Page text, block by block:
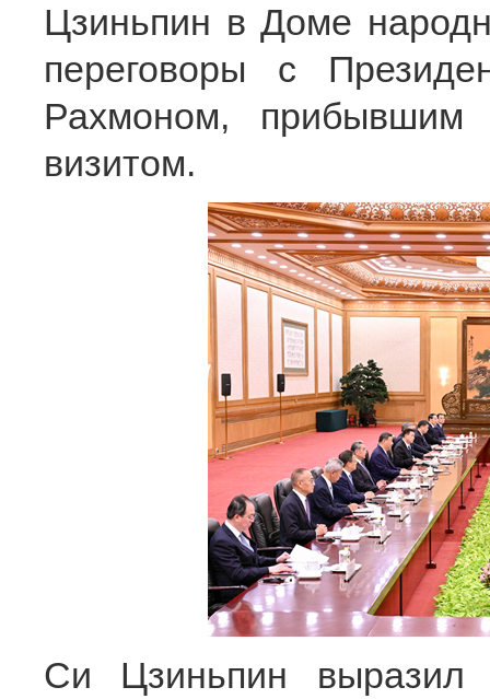
Цзиньпин в Доме
переговоры с
Рахмоном, прибывшим
визитом.
Си Цзиньпин выразил